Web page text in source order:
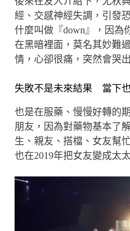
經、交感神經失調，引發
什麼叫做『down』，因為
在黑暗裡面，莫名其妙難
情，心卻很痛，突然會哭出
失敗不是未來結果 當下
也是在服藥、慢慢好轉的
朋友，因為對藥物基本了
生、親友、搭檔、女友幫
也在2019年把女友變成太